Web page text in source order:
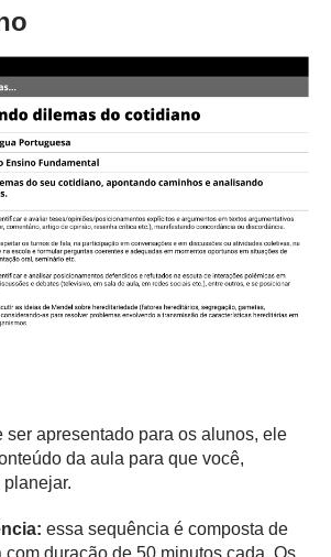
ser apresentado para os alunos, ele
da aula para que você,
planejar.
essa sequência é composta de
duração de 50 minutos cada. Os